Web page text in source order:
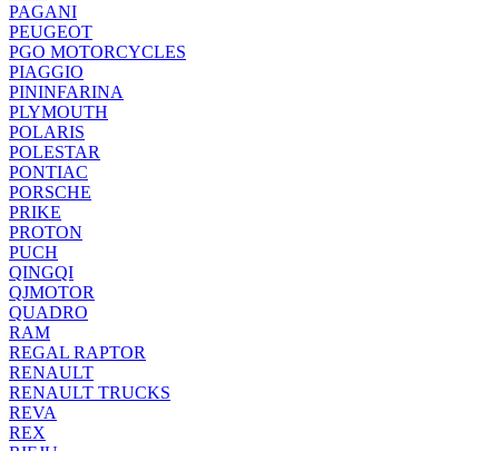
PAGANI
PEUGEOT
PGO MOTORCYCLES
PIAGGIO
PININFARINA
PLYMOUTH
POLARIS
POLESTAR
PONTIAC
PORSCHE
PRIKE
PROTON
PUCH
QINGQI
QJMOTOR
QUADRO
RAM
REGAL RAPTOR
RENAULT
RENAULT TRUCKS
REVA
REX